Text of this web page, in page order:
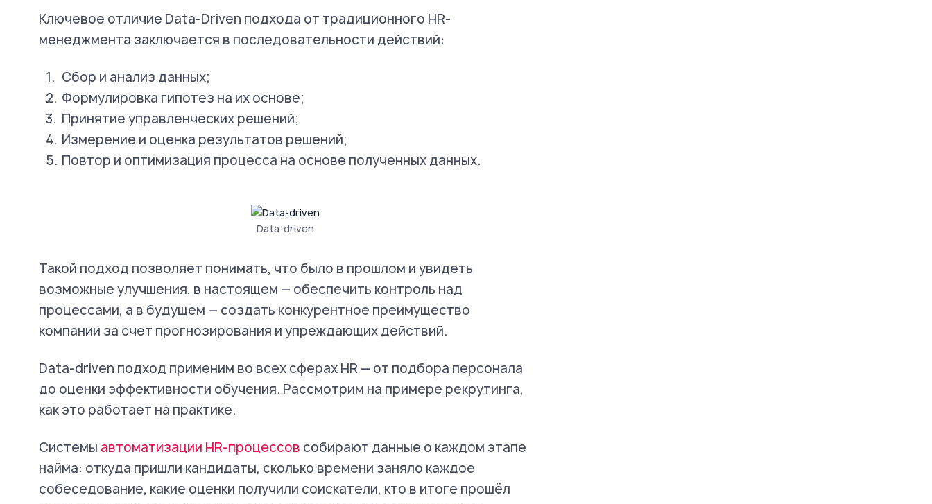
Ключевое отличие Data-Driven подхода от традиционного HR-
менеджмента заключается в последовательности действий:
Сбор и анализ данных;
Формулировка гипотез на их основе;
Принятие управленческих решений;
Измерение и оценка результатов решений;
Повтор и оптимизация процесса на основе полученных данных.
Data-driven
Такой подход позволяет понимать, что было в прошлом и увидеть
возможные улучшения, в настоящем — обеспечить контроль над
процессами, а в будущем — создать конкурентное преимущество
компании за счет прогнозирования и упреждающих действий.
Data-driven подход применим во всех сферах HR — от подбора персонала
до оценки эффективности обучения. Рассмотрим на примере рекрутинга,
как это работает на практике.
Системы автоматизации HR-процессов собирают данные о каждом этапе
найма: откуда пришли кандидаты, сколько времени заняло каждое
собеседование, какие оценки получили соискатели, кто в итоге прошёл